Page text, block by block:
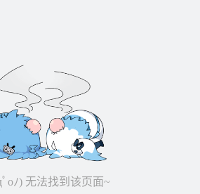
ﾟoﾉ) 无法找到该页面~